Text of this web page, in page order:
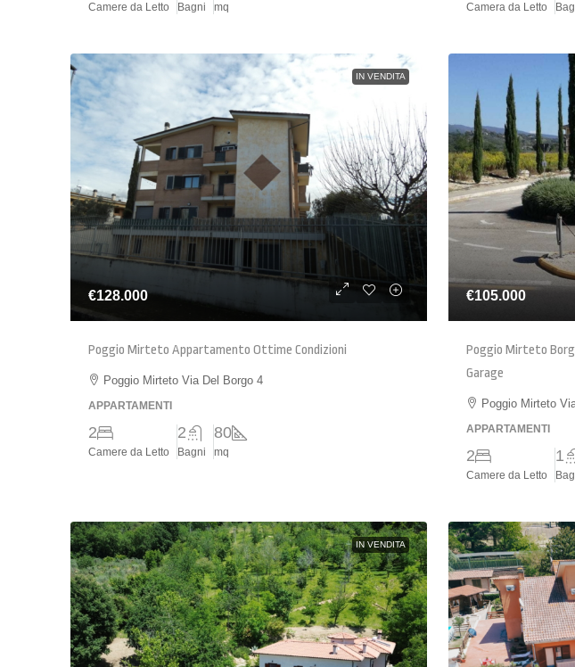
Camere da Letto Bagni mq Camera da Letto
IN VENDITA
€128.000
Poggio Mirteto Appartamento Ottime Condizioni
Poggio Mirteto Via Del Borgo 4
APPARTAMENTI
2
Camere da Letto
2
Bagni
80
mq
€105.000
Poggio Mirteto
Garage
Poggio Mirteto
APPARTAMENTI
2
Camere da Letto
1
IN VENDITA